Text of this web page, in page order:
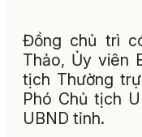
Đồng chủ trì
Thảo, Ủy viên
tịch Thường
Phó Chủ tịch
UBND tỉnh.